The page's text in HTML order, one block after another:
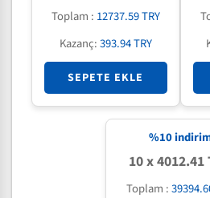
Toplam : 12737.59 TRY
Kazanç:393.94 TRY
SEPETE EKLE
%10
10 x 4012.41
Toplam :